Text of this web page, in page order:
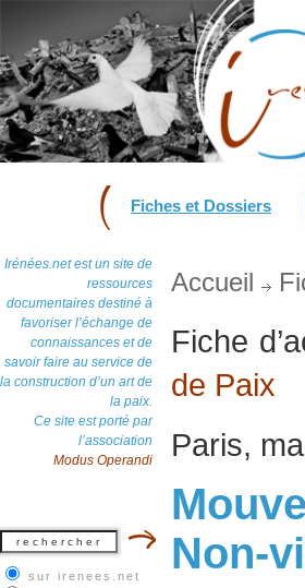
Fiches et Dossiers
Irénées.net est un site de
ressources
documentaires destiné à
favoriser l’échange de
connaissances et de
savoir faire au service de
la construction d’un art de
la paix.
Ce site est porté par
l’association
Modus Operandi
sur irenees.net
Accueil
Fiche
de Paix
Paris,
Non-